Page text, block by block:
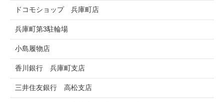
ドコモショップ 兵庫町店
兵庫町第3駐輪場
小島履物店
香川銀行 兵庫町支店
三井住友銀行 高松支店